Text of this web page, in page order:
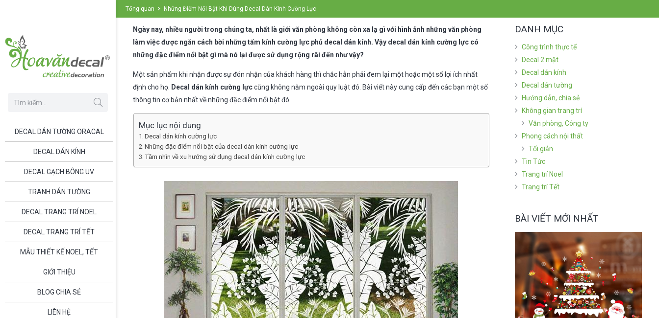
DECAL DÁN TƯỜNG ORACAL
DECAL DÁN KÍNH
DECAL GẠCH BÔNG UV
TRANH DÁN TƯỜNG
DECAL TRANG TRÍ NOEL
DECAL TRANG TRÍ TẾT
MẪU THIẾT KẾ NOEL, TẾT
GIỚI THIỆU
BLOG CHIA SẺ
LIÊN HỆ
Tổng quan Những Điểm Nổi Bật Khi Dùng Decal Dán Kính Cường Lực
Ngày nay, nhiều người trong chúng ta, nhất là giới văn phòng không còn xa lạ gì với hình ảnh những văn phòng
làm việc được ngăn cách bời những tấm kính cường lực phủ decal dán kính. Vậy decal dán kính cường lực có
những đặc điểm nổi bật gì mà nó lại được sử dụng rộng rãi đến như vậy?
Một sản phẩm khi nhận được sự đón nhận của khách hàng thì chắc hẳn phải đem lại một hoặc một số lợi ích nhất
định cho họ. Decal dán kính cường lựccũng không nằm ngoài quy luật đó. Bài viết này cung cấp đến các bạn một số
thông tin cơ bản nhất về những đặc điểm nổi bật đó.
Mục lục nội dung
Decal dán kính cường lực
Những đặc điểm nổi bật của decal dán kính cường lực
Tầm nhìn về xu hướng sử dụng decal dán kính cường lực
DANH MỤC
Công trình thực tế
Decal 2 mặt
Decal dán kính
Decal dán tường
Hướng dẫn, chia sẻ
Không gian trang trí
Văn phòng, Công ty
Phong cách nội thất
Tối giản
Tin Tức
Trang trí Noel
Trang trí Tết
BÀI VIẾT MỚI NHẤT